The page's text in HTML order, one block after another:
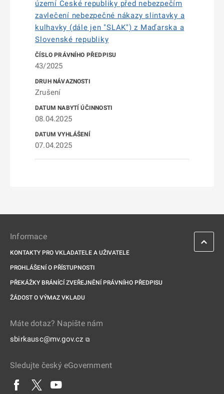
území České republiky před nebezpečím
zavlečení nebezpečné nákazy slintavky a
kulhavky (dále jen "SLAK") z Maďarska a
Slovenské republiky
43/2025
Zrušení
08.04.2025
07.04.2025
Informace
KONTAKTY PRO VKLADATELE A UŽIVATELE
PROHLÁŠENÍ O PŘÍSTUPNOSTI
PŘEKÁŽKY BRÁNÍCÍ ZVEŘEJNĚNÍ PRÁVNÍHO PŘEDPISU
ŽÁDOST O VÝMAZ VKLADU
Máte dotaz? Napište nám
sbirkausc@mv.gov.cz ⧉
Sledujte český eGovernment